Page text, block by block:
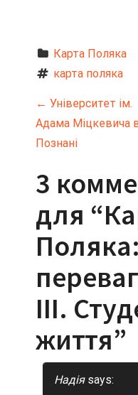
Карта Поляка
карта поляка
Н
а
в
и
г
а
ц
и
я
← Університет ім.
Адама Міцкевича
Познані
3
для “
III.
життя”
Надія says: